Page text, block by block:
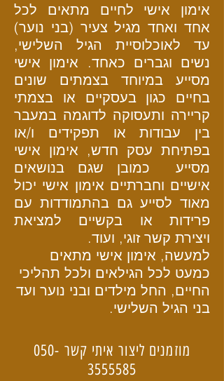
אימון אישי לחיים מתאים לכל
אחד ואחד מגיל צעיר (בני נוער)
עד לאוכלוסיית הגיל השלישי,
נשים וגברים כאחד. אימון אישי
מסייע במיוחד בצמתים שונים
בחיים כגון בעסקיים או בצמתי
קריירה ותעסוקה לדוגמה במעבר
בין עבודות או תפקידים ו/או
בפתיחת עסק חדש, אימון אישי
מסייע כמובן שגם בנושאים
אישיים וחברתיים אימון אישי יכול
מאוד לסייע גם בהתמודדות עם
פרידות או בקשיים למציאת
ויצירת קשר זוגי, ועוד.
למעשה, אימון אישי מתאים
כמעט לכל הגילאים ולכל תהליכי
החיים, החל מילדים ובני נוער ועד
בני הגיל השלישי.
מוזמנים ליצור איתי קשר 050-
3555585